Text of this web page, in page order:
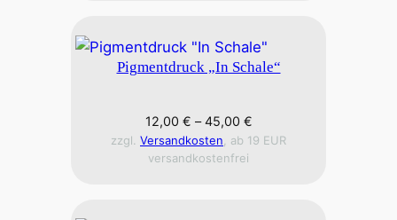
Pigmentdruck „In Schale“
12,00 € –45,00 €
zzgl. Versandkosten , ab 19 EUR
versandkostenfrei